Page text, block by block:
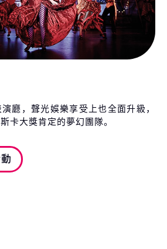
廳，聲光娛樂享受上也全面升級，
卡大獎肯定的夢幻團隊。